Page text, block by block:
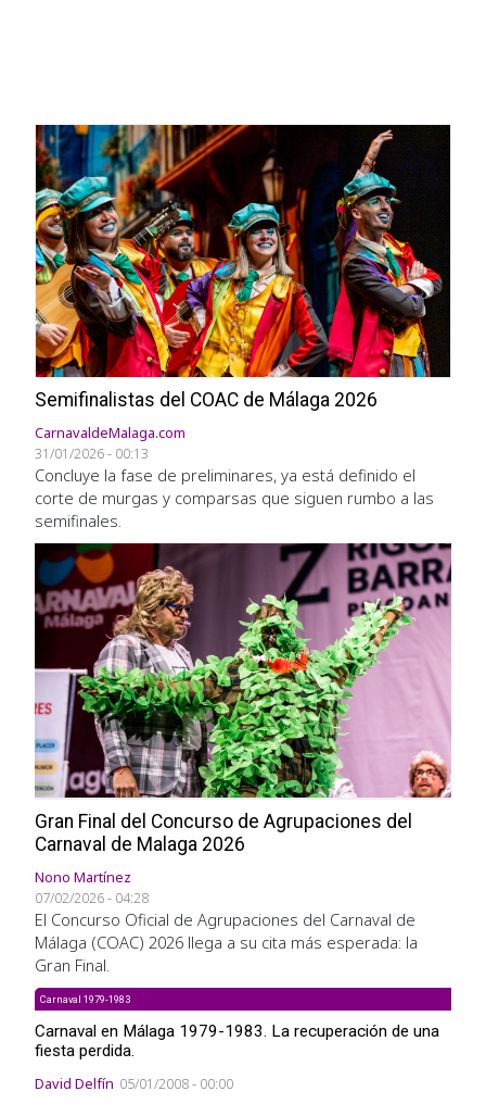
Semifinalistas del COAC de Málaga 2026
CarnavaldeMalaga.com
31/01/2026 - 00:13
Concluye la fase de preliminares, ya está definido el
corte de murgas y comparsas que siguen rumbo a las
semifinales.
Imagen
Gran Final del Concurso de Agrupaciones del
Carnaval de Malaga 2026
Nono Martínez
07/02/2026 - 04:28
El Concurso Oficial de Agrupaciones del Carnaval de
Málaga (COAC) 2026 llega a su cita más esperada: la
Gran Final.
Carnaval 1979-1983
Carnaval en Málaga 1979-1983. La recuperación de una
fiesta perdida.
David Delfín 05/01/2008 - 00:00